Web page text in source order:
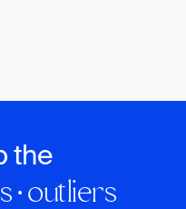
the
· outliers